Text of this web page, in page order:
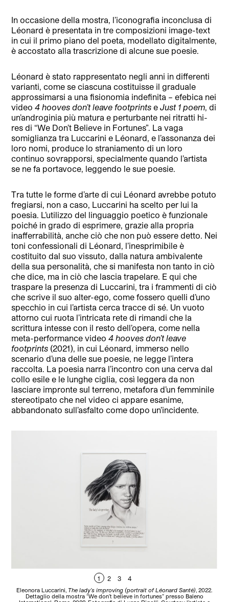
In occasione della mostra, l’iconografia inconclusa di
Léonard è presentata in tre composizioni image-text
in cui il primo piano del poeta, modellato digitalmente,
è accostato alla trascrizione di alcune sue poesie.
Léonard è stato rappresentato negli anni in differenti
varianti, come se ciascuna costituisse il graduale
approssimarsi a una fisionomia indefinita – efebica nei
video4 hooves don’t leave footprints eJust 1 poem, di
un’androginia più matura e perturbante nei ritratti hi-
res di “We Don’t Believe in Fortunes”. La vaga
somiglianza tra Luccarini e Léonard, e l’assonanza dei
loro nomi, produce lo straniamento di un loro
continuo sovrapporsi, specialmente quando l’artista
se ne fa portavoce, leggendo le sue poesie.
Tra tutte le forme d’arte di cui Léonard avrebbe potuto
fregiarsi, non a caso, Luccarini ha scelto per lui la
poesia. L’utilizzo del linguaggio poetico è funzionale
poiché in grado di esprimere, grazie alla propria
inafferrabilità, anche ciò che non può essere detto. Nei
toni confessionali di Léonard, l’inesprimibile è
costituito dal suo vissuto, dalla natura ambivalente
della sua personalità, che si manifesta non tanto in ciò
che dice, ma in ciò che lascia trapelare. E qui che
traspare la presenza di Luccarini, tra i frammenti di ciò
che scrive il suo alter-ego, come fossero quelli d’uno
specchio in cui l’artista cerca tracce di sé. Un vuoto
attorno cui ruota l’intricata rete di rimandi che la
scrittura intesse con il resto dell’opera, come nella
meta-performance video4 hooves don’t leave
footprints (2021), in cui Léonard, immerso nello
scenario d’una delle sue poesie, ne legge l’intera
raccolta. La poesia narra l’incontro con una cerva dal
collo esile e le lunghe ciglia, così leggera da non
lasciare impronte sul terreno, metafora d’un femminile
stereotipato che nel video ci appare esanime,
abbandonato sull’asfalto come dopo un’incidente.
1 2 3 4
Eleonora Luccarini, The lady’s improving (portrait of Léonard Santé), 2022.
Dettaglio della mostra “We don’t believe in fortunes” presso Baleno